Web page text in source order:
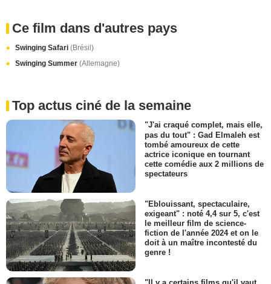
Ce film dans d'autres pays
Swinging Safari (Brésil)
Swinging Summer (Allemagne)
Top actus ciné de la semaine
"J'ai craqué complet, mais elle,
pas du tout" : Gad Elmaleh est
tombé amoureux de cette
actrice iconique en tournant
cette comédie aux 2 millions de
spectateurs
"Eblouissant, spectaculaire,
exigeant" : noté 4,4 sur 5, c'est
le meilleur film de science-
fiction de l'année 2024 et on le
doit à un maître incontesté du
genre !